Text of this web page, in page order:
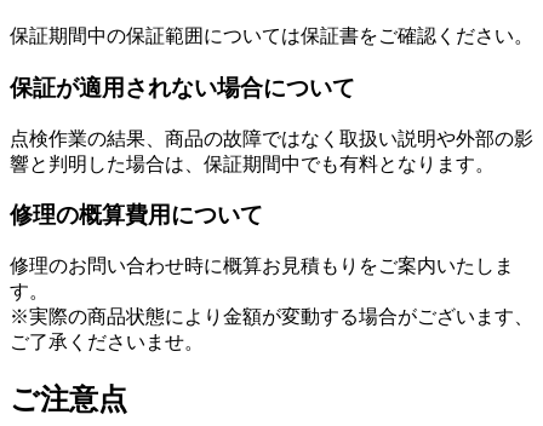
保証期間中の保証範囲については保証書をご確認ください。
保証が適用されない場合について
点検作業の結果、商品の故障ではなく取扱い説明や外部の影
響と判明した場合は、保証期間中でも有料となります。
修理の概算費用について
修理のお問い合わせ時に概算お見積もりをご案内いたしま
す。
※実際の商品状態により金額が変動する場合がございます、
ご了承くださいませ。
ご注意点